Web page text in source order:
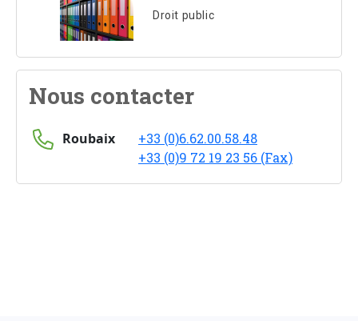
Droit public
Nous contacter
Roubaix
+33 (0)6.62.00.58.48
+33 (0)9 72 19 23 56 (Fax)